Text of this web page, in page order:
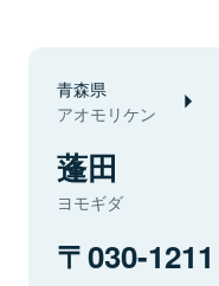
青森県
アオモリケン
蓬田
ヨモギダ
030-1211